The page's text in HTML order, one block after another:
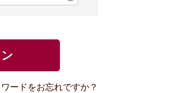
ードをお忘れですか？